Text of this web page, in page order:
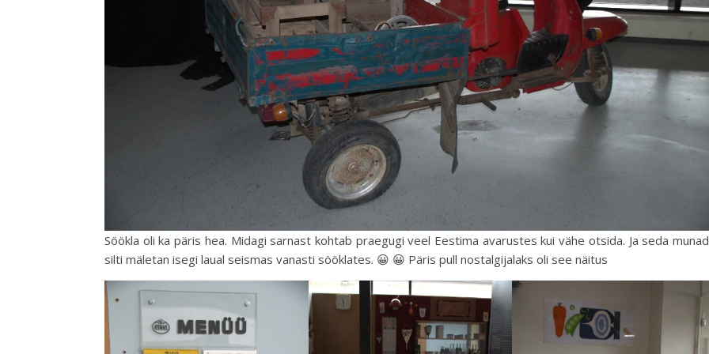
Söökla oli ka päris hea. Midagi sarnast kohtab praegugi veel Eestima avarustes kui vähe otsida. Ja seda
silti mäletan isegi laual seismas vanasti sööklates. 😀 😀 Päris pull nostalgijalaks oli see näitus